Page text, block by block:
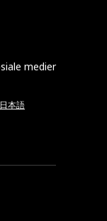
medier
日本語